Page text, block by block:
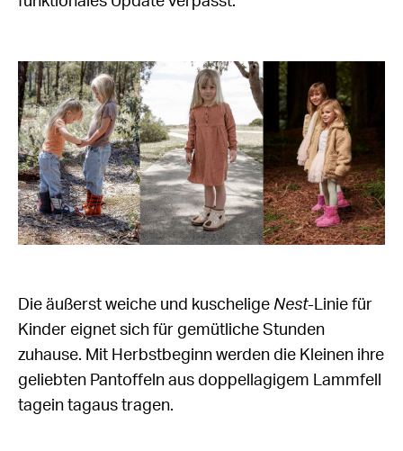
Die äußerst weiche und kuschelige Nest-Linie für
Kinder eignet sich für gemütliche Stunden
zuhause. Mit Herbstbeginn werden die Kleinen ihre
geliebten Pantoffeln aus doppellagigem Lammfell
tagein tagaus tragen.